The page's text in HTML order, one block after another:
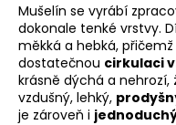
Mušelín se vyrábí
dokonale tenké vrstvy.
měkká a hebká,
dostatečnou cirkulaci
krásně dýchá a
vzdušný, lehký,
je zároveň i